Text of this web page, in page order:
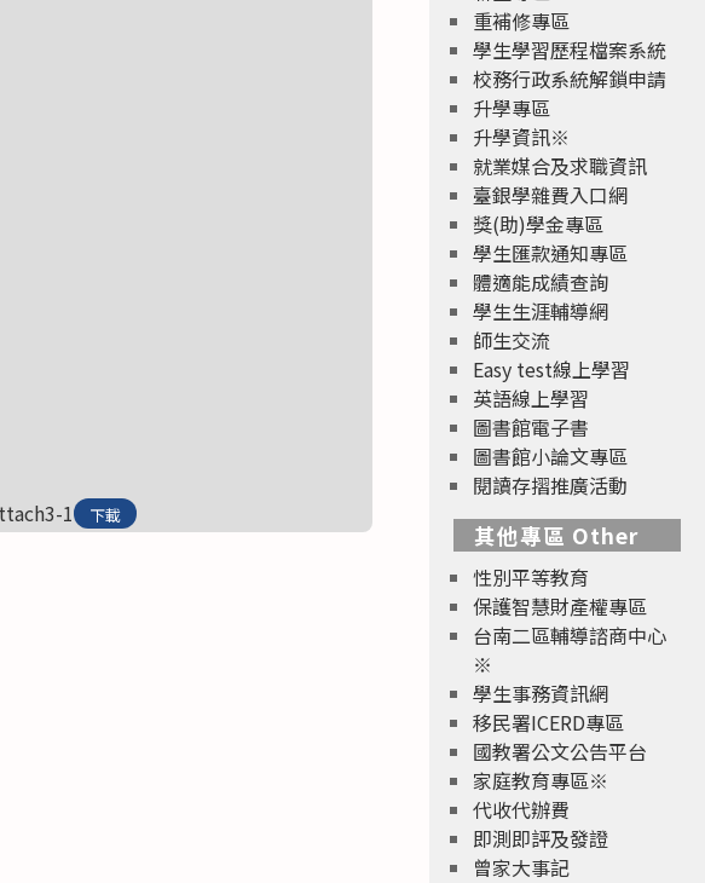
1 下載
重補修專區
學生學習歷程檔案系統
校務行政系統解鎖申請
升學專區
升學資訊※
就業媒合及求職資訊
臺銀學雜費入口網
獎(助)學金專區
學生匯款通知專區
體適能成績查詢
學生生涯輔導網
師生交流
Easy test線上學習
英語線上學習
圖書館電子書
圖書館小論文專區
閱讀存摺推廣活動
其他專區 Other
性別平等教育
保護智慧財產權專區
台南二區輔導諮商中心
※
學生事務資訊網
移民署ICERD專區
國教署公文公告平台
家庭教育專區※
代收代辦費
即測即評及發證
曾家大事記